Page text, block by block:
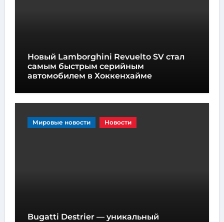
Новый Lamborghini Revuelto SV стал
самым быстрым серийным
автомобилем в Хоккенхайме
Мировые новости Новости
Bugatti Destrier — уникальный